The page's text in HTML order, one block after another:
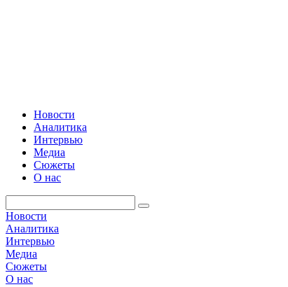
Новости
Аналитика
Интервью
Медиа
Сюжеты
О нас
Новости
Аналитика
Интервью
Медиа
Сюжеты
О нас